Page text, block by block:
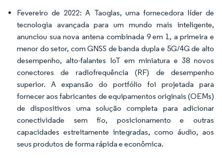
Fevereiro de 2022: A Taoglas, uma fornecedora líder de
tecnologia avançada para um mundo mais inteligente,
anunciou sua nova antena combinada 9 em 1, a primeira e
menor do setor, com GNSS de banda dupla e 5G/4G de alto
desempenho, alto-falantes IoT em miniatura e 38 novos
conectores de radiofrequência (RF) de desempenho
superior. A expansão do portfólio foi projetada para
fornecer aos fabricantes de equipamentos originais (OEMs)
de dispositivos uma solução completa para adicionar
conectividade sem fio, posicionamento e outras
capacidades estreitamente integradas, como áudio, aos
seus produtos de forma rápida e econômica.